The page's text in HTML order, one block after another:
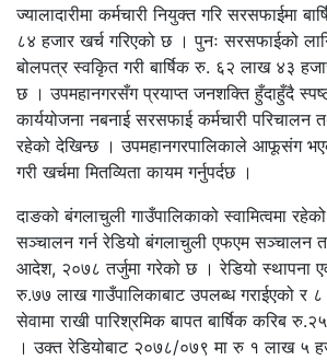
ज्यालादारीमा कर्मचारी नियुक्त गरि सरसफाईमा
८४ हजार खर्च गरिएको छ । पुनः सरसफाईको
बोलपत्र स्वकिृत गरी बार्षिक रु. ६२ लाख ४३
छ । उपमहानगरसँग प्रयाप्त जनशक्ति हुँदाहुँदै
कार्ययोजना नबनाई सरसफाई कर्मचारी परिचालन
रहेको देखिन्छ । उपमहानगरपालिकाले आफूसंग
गरी खर्चमा मितव्यिता कायम गर्नुपर्दछ ।
दाङको बंगलाचुली गाउँपालिकाको स्वामित्वमा
सञ्चालन गर्न रेडियो बंगलाचुली एफएम सञ्चालन
आदेश, २०७८ तर्जुमा गरेको छ । रेडियो स्थापना
रु.७७ लाख गाउँपालिकाबाट उपलब्ध गराईएको र ८
सेवामा राखी पारिश्रमिक बापत बार्षिक करिब
। उक्त रेडियोबाट २०७८/०७९ मा रु १ लाख ५